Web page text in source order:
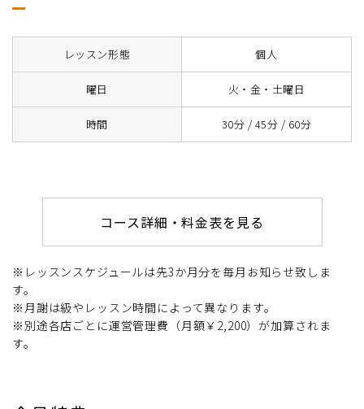
レッスン形態 個人
曜日 火・金・土曜日
時間 30分 / 45分 / 60分
コース詳細・料金表を見る
※レッスンスケジュールは先3か月分を毎月お知らせ致しま
す。
※月謝は級やレッスン時間によって異なります。
※別途各店ごとに運営管理費（月額￥2,200）が加算されま
す。